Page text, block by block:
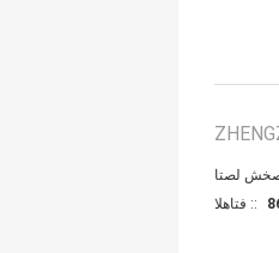
شخص:
الهاتف ::